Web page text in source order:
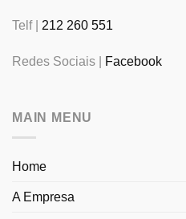
Telf | 212 260 551
Redes Sociais | Facebook
MAIN MENU
Home
A Empresa